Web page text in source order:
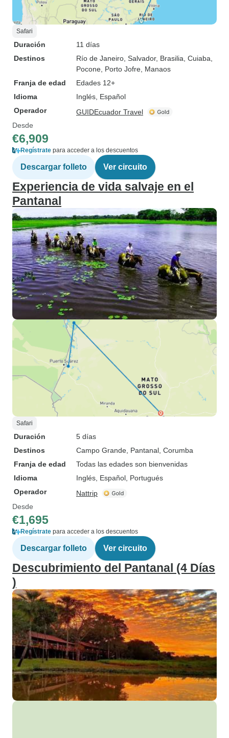
Safari
Duración
11 días
Destinos
Río de Janeiro , Salvador, Brasilia , Cuiaba
Pocone , Porto Jofre , Manaos
Franja de edad
Edades 12+
Idioma
Inglés, Español
Operador
GUIDEcuador Travel
Desde
€6,909
Regístrate para acceder a los descuentos
Descargar folleto Ver circuito
Experiencia de vida salvaje en el
Pantanal
Safari
Duración
5 días
Destinos
Campo Grande , Pantanal , Corumba
Franja de edad
Todas las edades son bienvenidas
Idioma
Inglés, Español, Portugués
Operador
Nattrip
Desde
€1,695
Regístrate para acceder a los descuentos
Descargar folleto Ver circuito
Descubrimiento del Pantanal (4 Días
)